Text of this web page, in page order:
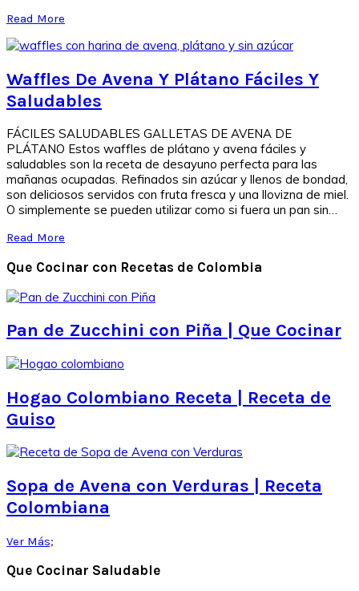
Read More
Waffles De Avena Y Plátano Fáciles Y
Saludables
FÁCILES SALUDABLES GALLETAS DE AVENA DE
PLÁTANO Estos waffles de plátano y avena fáciles y
saludables son la receta de desayuno perfecta para las
mañanas ocupadas. Refinados sin azúcar y llenos de bondad,
son deliciosos servidos con fruta fresca y una llovizna de miel.
O simplemente se pueden utilizar como si fuera un pan sin…
Read More
Que Cocinar con Recetas de Colombia
Pan de Zucchini con Piña | Que Cocinar
Hogao Colombiano Receta | Receta de
Guiso
Sopa de Avena con Verduras | Receta
Colombiana
Ver Más;
Que Cocinar Saludable